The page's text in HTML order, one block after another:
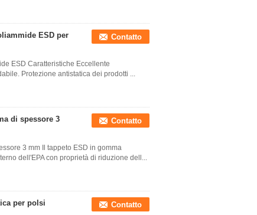
ESD per
Contatto
ESD Caratteristiche Eccellente
Protezione antistatica dei prodotti ...
di spessore 3
Contatto
3 mm Il tappeto ESD in gomma
dell'EPA con proprietà di riduzione dell...
per polsi Contatto